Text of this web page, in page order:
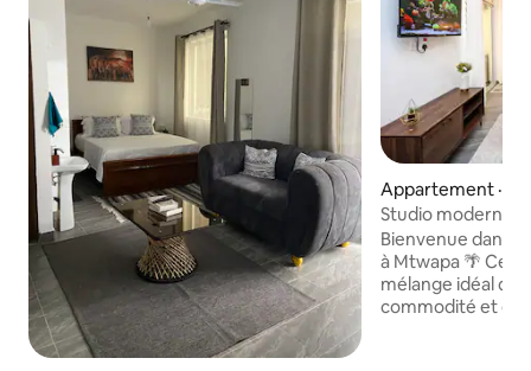
Appartement ·
Studio moderne
piscine. Mtwapa•
Bienvenue dans
à Mtwapa 🌴 Ce studio élégant offre le
mélange idéal de
commodité et